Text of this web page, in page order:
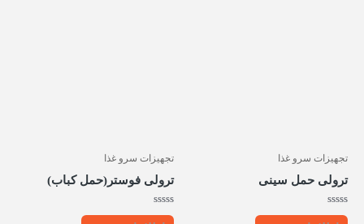
تجهیزات سرو غذا
ترولی حمل سینی
امتیاز
تجهیزات سرو غذا
ترولی فوستر(حمل کباب)
امتیاز